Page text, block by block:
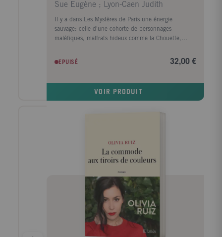
Sue Eugène ; Lyon-Caen Judith
Il y a dans Les Mystères de Paris une énergie
sauvage: celle d'une cohorte de personnages
maléfiques, malfrats hideux comme la Chouette,
Bras-Rouge, criminels du grand monde comme le
comte de Saint-Remy, monstres hypocrites comme le
celle de Rodolphe, prince mélancolique venu à Paris
méchants qu'il punit au mépris des lois. On doit à sa
d'école, ou le supplice de luxure imposé à Jacques
Ferrand. Cette cruauté contraste avec la pureté
morale de Fleur-de-Marie, comme avec la face solaire
honnêtes dont il croise le chemin. Le roman exprime
dans son ensemble une quête assoiffée de
régénération morale de la société, par l'amélioration
des mécanismes préventifs et répressifs (c'est le sens
de l'engagement de Sue en faveur dans
l'encellulement des criminels) ainsi que par
EPUISÉ 32,00 €
VOIR PRODUIT